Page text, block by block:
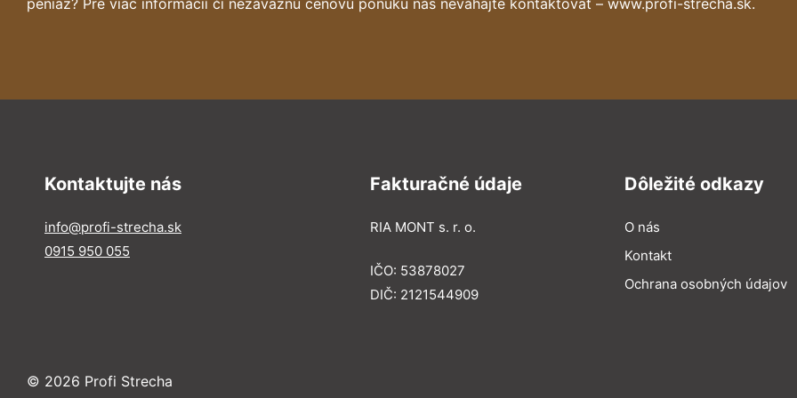
Kontaktujte nás
info@profi-strecha.sk
0915 950 055
Fakturačné údaje
RIA MONT s. r. o.
IČO: 53878027
DIČ: 2121544909
Dôležité odkazy
O nás
Kontakt
Ochrana osobných údajov
© 2026 Profi Strecha